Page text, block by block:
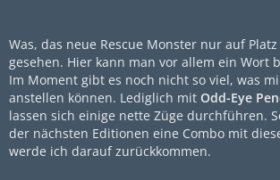
Was, das neue Rescue Monster nur auf Platz
gesehen. Hier kann man vor allem ein Wort
Im Moment gibt es noch nicht so viel, was
anstellen können. Lediglich mit Odd-Eye
lassen sich einige nette Züge durchführen.
der nächsten Editionen eine Combo mit
werde ich darauf zurückkommen.